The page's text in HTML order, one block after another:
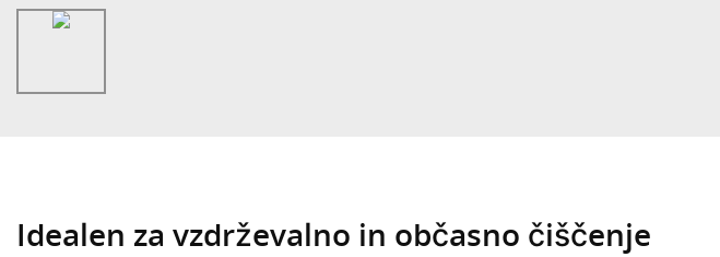
Idealen za vzdrževalno in občasno čiščenje